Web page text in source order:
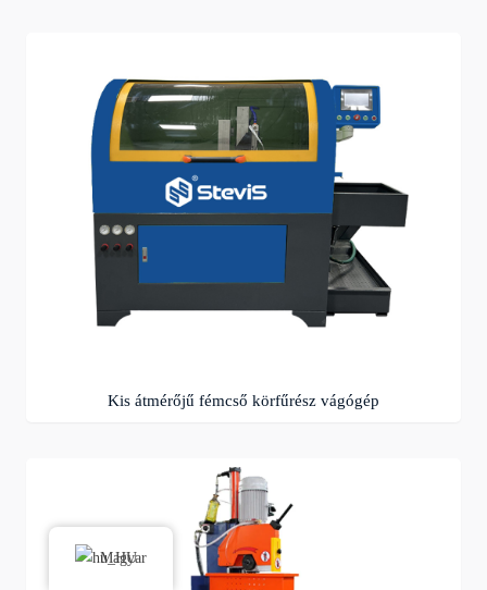
Kis átmérőjű fémcső körfűrész vágógép
Magyar